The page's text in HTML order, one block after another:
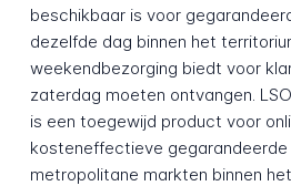
beschikbaar is voor
dezelfde dag binnen het
weekendbezorging biedt voor
zaterdag moeten ontvangen.
is een toegewijd product voor
kosteneffectieve gegarandeerde
metropolitane markten binnen